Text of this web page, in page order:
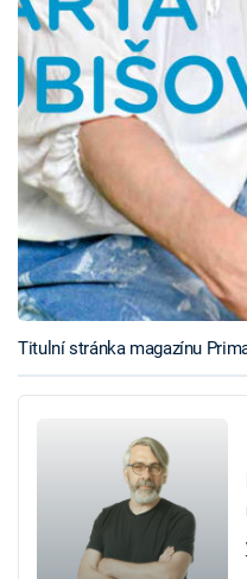
Titulní stránka magazínu